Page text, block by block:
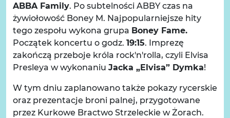
ABBA Family. Po subtelności ABBY czas na
żywiołowość Boney M. Najpopularniejsze hity
tego zespołu wykona grupa Boney Fame.
Początek koncertu o godz. 19:15. Imprezę
zakończą przeboje króla rock'n'rolla, czyli Elvisa
Presleya w wykonaniu Jacka „Elvisa” Dymka!
W tym dniu zaplanowano także pokazy rycerskie
oraz prezentacje broni palnej, przygotowane
przez Kurkowe Bractwo Strzeleckie w Żorach.